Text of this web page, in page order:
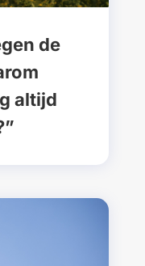
de
altijd